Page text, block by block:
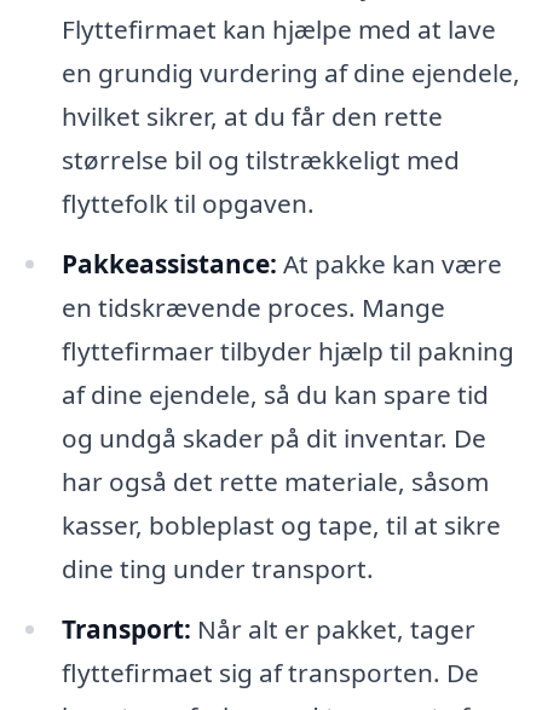
Flyttefirmaet kan hjælpe med at lave
en grundig vurdering af dine ejendele,
hvilket sikrer, at du får den rette
størrelse bil og tilstrækkeligt med
flyttefolk til opgaven.
Pakkeassistance: At pakke kan være
en tidskrævende proces. Mange
flyttefirmaer tilbyder hjælp til pakning
af dine ejendele, så du kan spare tid
og undgå skader på dit inventar. De
har også det rette materiale, såsom
kasser, bobleplast og tape, til at sikre
dine ting under transport.
Transport: Når alt er pakket, tager
flyttefirmaet sig af transporten. De